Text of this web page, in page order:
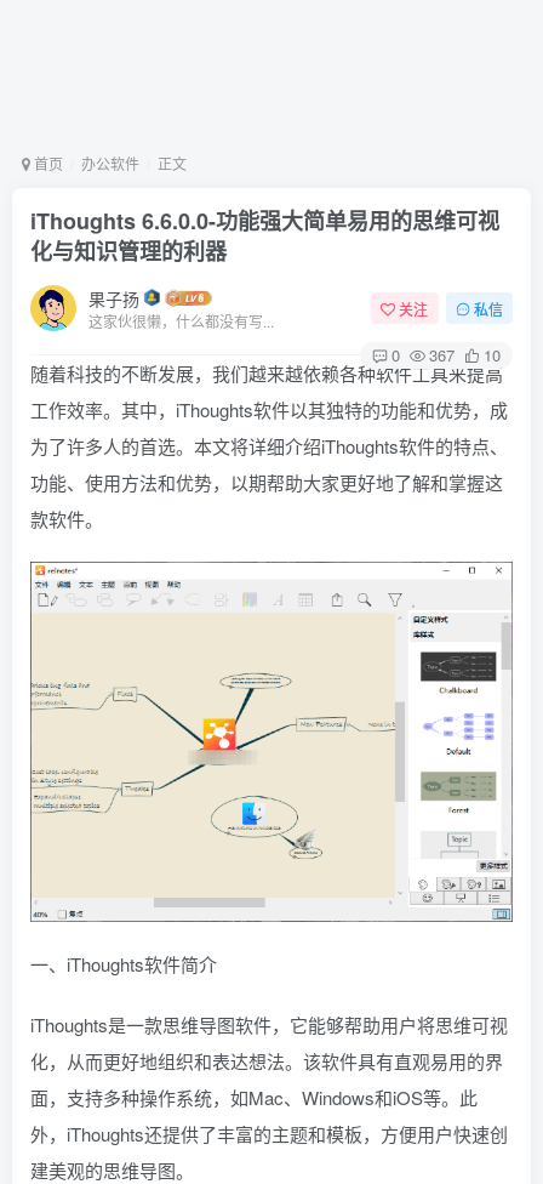
首页 办公软件 正文
iThoughts 6.6.0.0-功能强大简单易用的思维可视
化与知识管理的利器
果子扬
这家伙很懒，什么都没有写...
关注 私信
0 367 10
随着科技的不断发展，我们越来越依赖各种软件工具来提高
工作效率。其中，iThoughts软件以其独特的功能和优势，成
为了许多人的首选。本文将详细介绍iThoughts软件的特点、
功能、使用方法和优势，以期帮助大家更好地了解和掌握这
款软件。
一、iThoughts软件简介
iThoughts是一款思维导图软件，它能够帮助用户将思维可视
化，从而更好地组织和表达想法。该软件具有直观易用的界
面，支持多种操作系统，如Mac、Windows和iOS等。此
外，iThoughts还提供了丰富的主题和模板，方便用户快速创
建美观的思维导图。